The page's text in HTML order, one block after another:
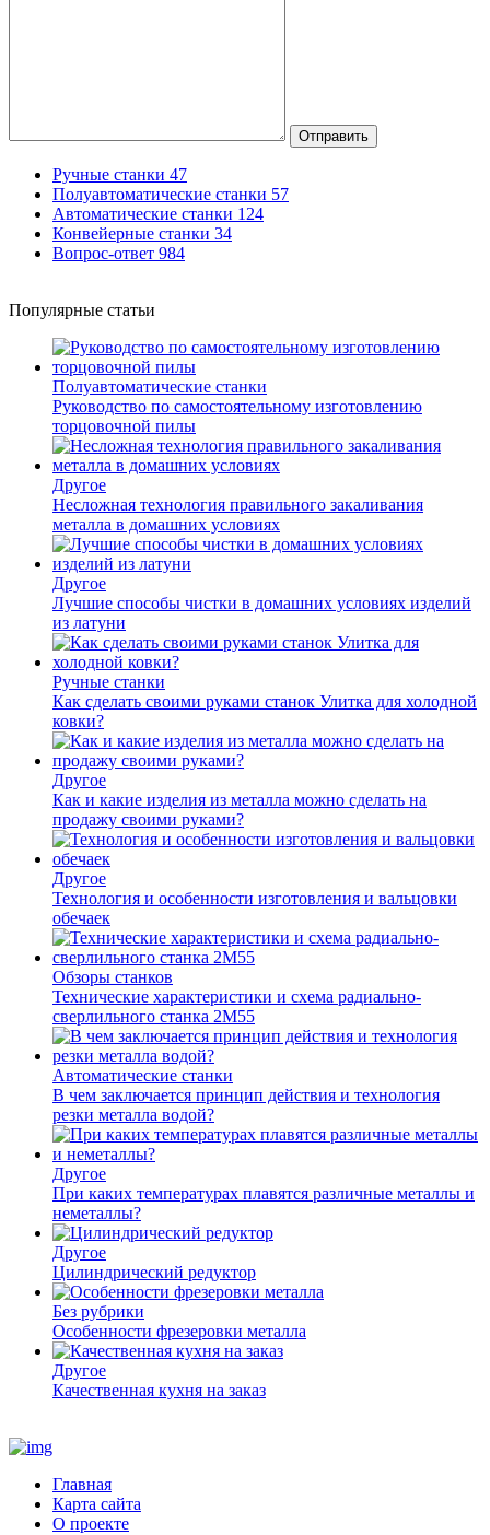
Отправить
Ручные станки 47
Полуавтоматические станки 57
Автоматические станки 124
Конвейерные станки 34
Вопрос-ответ 984
Популярные статьи
Полуавтоматические станки
Руководство по самостоятельному изготовлению
торцовочной пилы
Другое
Несложная технология правильного закаливания
металла в домашних условиях
Другое
Лучшие способы чистки в домашних условиях изделий
из латуни
Ручные станки
Как сделать своими руками станок Улитка для холодной
ковки?
Другое
Как и какие изделия из металла можно сделать на
продажу своими руками?
Другое
Технология и особенности изготовления и вальцовки
обечаек
Обзоры станков
Технические характеристики и схема радиально-
сверлильного станка 2М55
Автоматические станки
В чем заключается принцип действия и технология
резки металла водой?
Другое
При каких температурах плавятся различные металлы и
неметаллы?
Другое
Цилиндрический редуктор
Без рубрики
Особенности фрезеровки металла
Другое
Качественная кухня на заказ
Главная
Карта сайта
О проекте